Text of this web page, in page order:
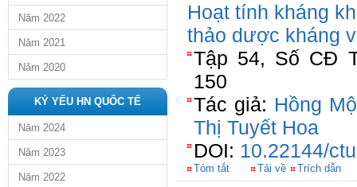
Năm 2022
Năm 2021
Năm 2020
KỶ YẾU HN QUỐC TẾ
Năm 2024
Năm 2023
Năm 2022
Hoạt tính kháng
thảo dược kháng
Tập 54, Số CĐ
150
Tác giả: Hồng
Thị Tuyết Hoa
DOI: 10.22144/
Tóm tắt Tải về Trích dẫn